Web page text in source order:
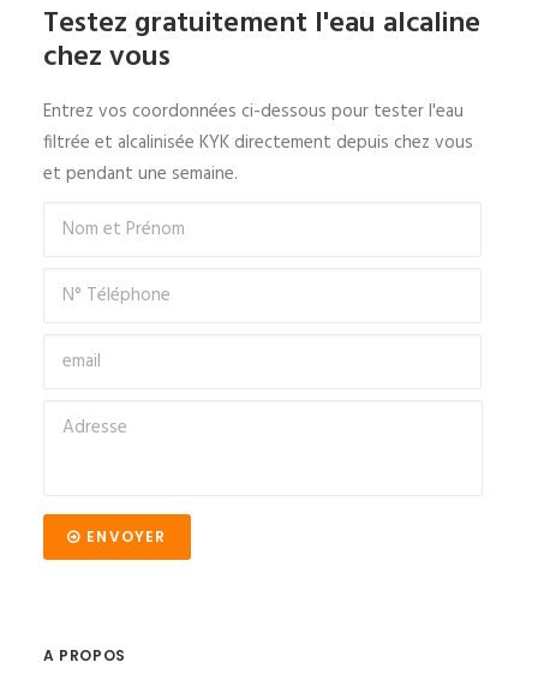
Testez gratuitement l'eau alcaline
chez vous
Entrez vos coordonnées ci-dessous pour tester l'eau
filtrée et alcalinisée KYK directement depuis chez vous
et pendant une semaine.
ENVOYER
A PROPOS